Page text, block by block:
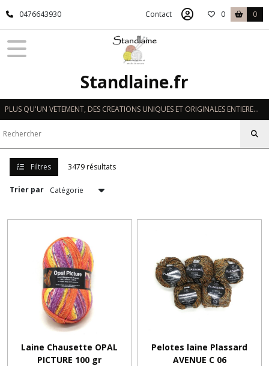
0476643930 Contact 0 0
Standlaine.fr
PLUS QU'UN VETEMENT, DES CREATIONS UNIQUES ET ORIGINALES ENTIEREMENT REALISEES A LA MAIN EN FRANCE
Filtres 3479 résultats
Trier par
Laine Chausette OPAL
PICTURE 100 gr
Pelotes laine Plassard
AVENUE C 06
Fermer
FILTRES
BEBE
(122)
FILLE
(83)
GARCON
ACCESSOIRES
(2611)